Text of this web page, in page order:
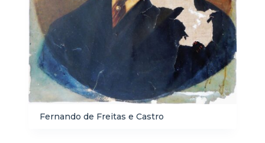
Fernando de Freitas e Castro